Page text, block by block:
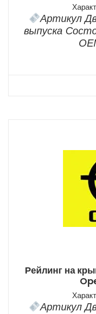
Артикул
выпуска
Рейлинг на
Артикул